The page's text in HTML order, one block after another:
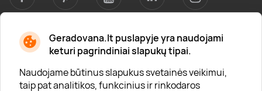
Geradovana.lt puslapyje yra naudojami
keturi pagrindiniai slapukų tipai.
Naudojame būtinus slapukus svetainės veikimui,
taip pat analitikos, funkcinius ir rinkodaros
Apie mus
Apie „Gera Dovana“
Lojalumo klubas